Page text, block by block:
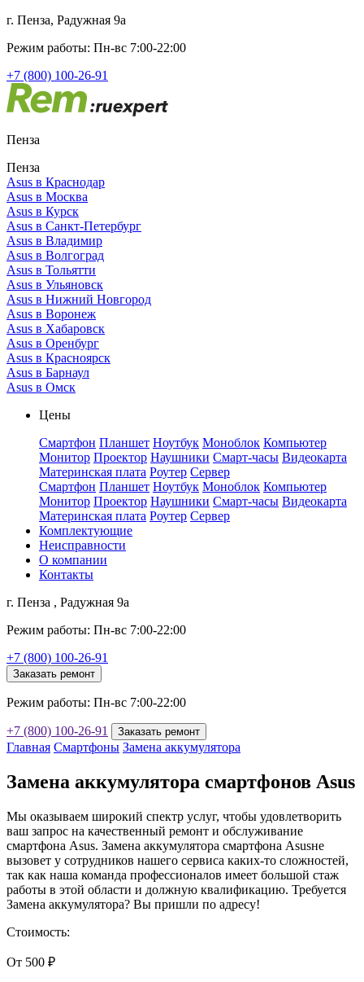
г. Пенза, Радужная 9а
Режим работы: Пн-вс 7:00-22:00
+7 (800) 100-26-91
Пенза
Пенза
Asus в Краснодар
Asus в Москва
Asus в Курск
Asus в Санкт-Петербург
Asus в Владимир
Asus в Волгоград
Asus в Тольятти
Asus в Ульяновск
Asus в Нижний Новгород
Asus в Воронеж
Asus в Хабаровск
Asus в Оренбург
Asus в Красноярск
Asus в Барнаул
Asus в Омск
Цены
Смартфон Планшет Ноутбук Моноблок Компьютер
Монитор Проектор Наушники Смарт-часы Видеокарта
Материнская плата Роутер Сервер
Смартфон Планшет Ноутбук Моноблок Компьютер
Монитор Проектор Наушники Смарт-часы Видеокарта
Материнская плата Роутер Сервер
Комплектующие
Неисправности
О компании
Контакты
г. Пенза , Радужная 9а
Режим работы: Пн-вс 7:00-22:00
+7 (800) 100-26-91
Заказать ремонт
Режим работы: Пн-вс 7:00-22:00
+7 (800) 100-26-91 Заказать ремонт
Главная Смартфоны Замена аккумулятора
Замена аккумулятора смартфонов Asus
Мы оказываем широкий спектр услуг, чтобы удовлетворить
ваш запрос на качественный ремонт и обслуживание
смартфона Asus. Замена аккумулятора смартфона Asusне
вызовет у сотрудников нашего сервиса каких-то сложностей,
так как наша команда профессионалов имеет большой стаж
работы в этой области и должную квалификацию. Требуется
Замена аккумулятора? Вы пришли по адресу!
Стоимость:
От 500 ₽